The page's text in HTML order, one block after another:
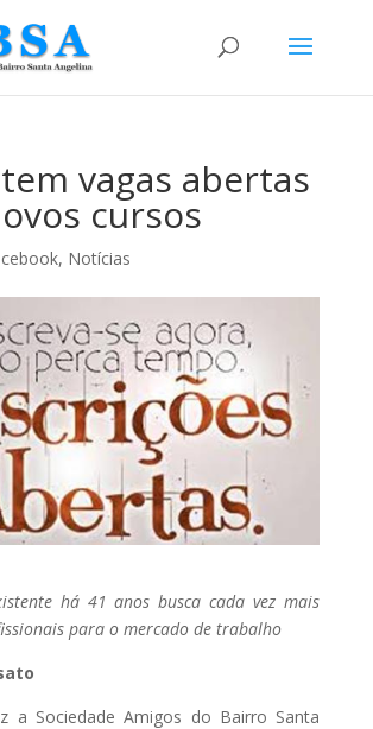
vagas abertas
cursos
, Notícias
há 41 anos busca cada vez mais
para o mercado de trabalho
a Sociedade Amigos do Bairro Santa